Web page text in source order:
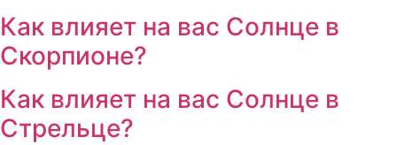
Как влияет на вас Солнце в
Скорпионе?
Как влияет на вас Солнце в
Стрельце?